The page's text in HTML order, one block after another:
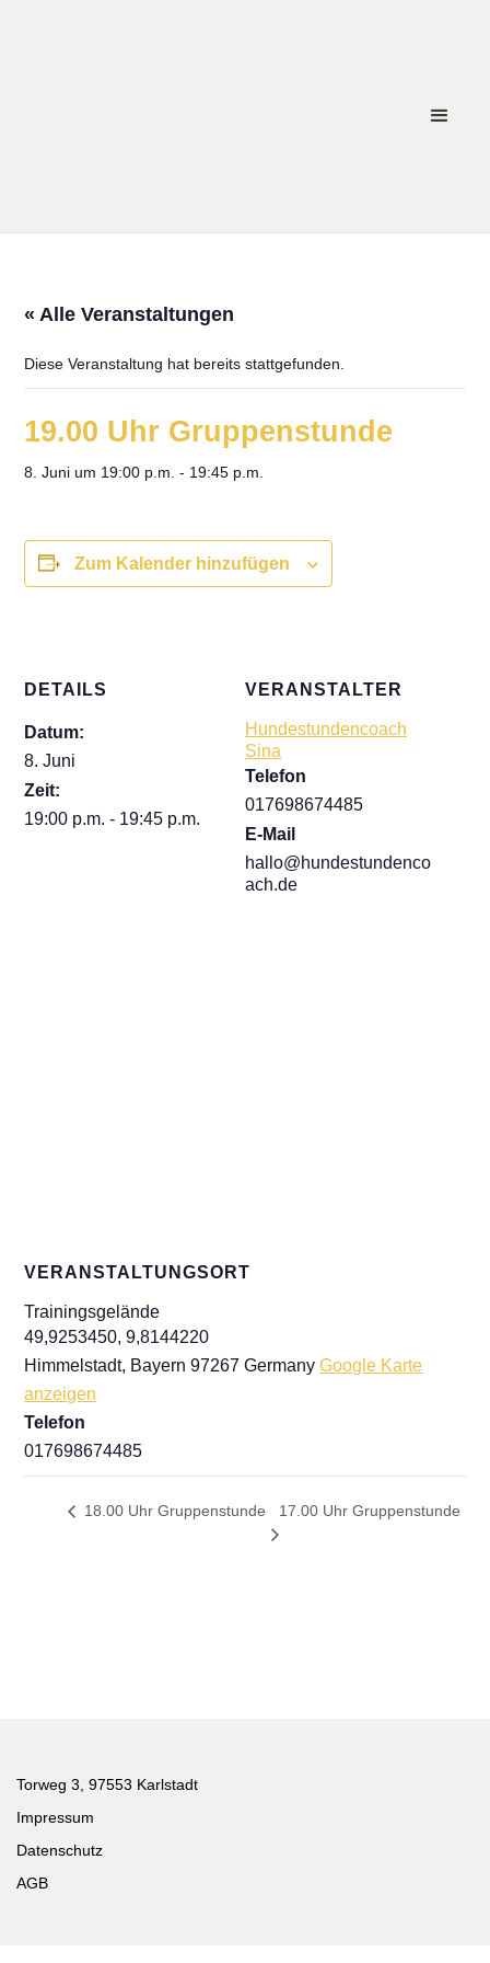
« Alle Veranstaltungen
Diese Veranstaltung hat bereits stattgefunden.
19.00 Uhr Gruppenstunde
8. Juni um 19:00 p.m. - 19:45 p.m.
Zum Kalender hinzufügen
DETAILS
Datum:
8. Juni
Zeit:
19:00 p.m. - 19:45 p.m.
VERANSTALTER
Hundestundencoach
Sina
Telefon
017698674485
E-Mail
hallo@hundestundenco
ach.de
VERANSTALTUNGSORT
Trainingsgelände
49,9253450, 9,8144220
Himmelstadt, Bayern 97267 Germany Google Karte
anzeigen
Telefon
017698674485
18.00 Uhr Gruppenstunde 17.00 Uhr Gruppenstunde
Torweg 3, 97553 Karlstadt
Impressum
Datenschutz
AGB